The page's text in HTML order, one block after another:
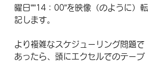
曜日””14：00”を映像（のように）転
記します。
より複雑なスケジューリング問題で
あったら、頭にエクセルでのテーブ